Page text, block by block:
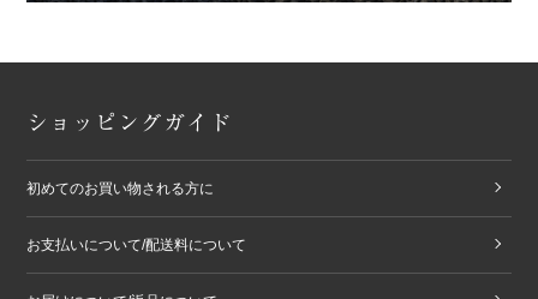
ショッピングガイド
初めてのお買い物される方に
お支払いについて/配送料について